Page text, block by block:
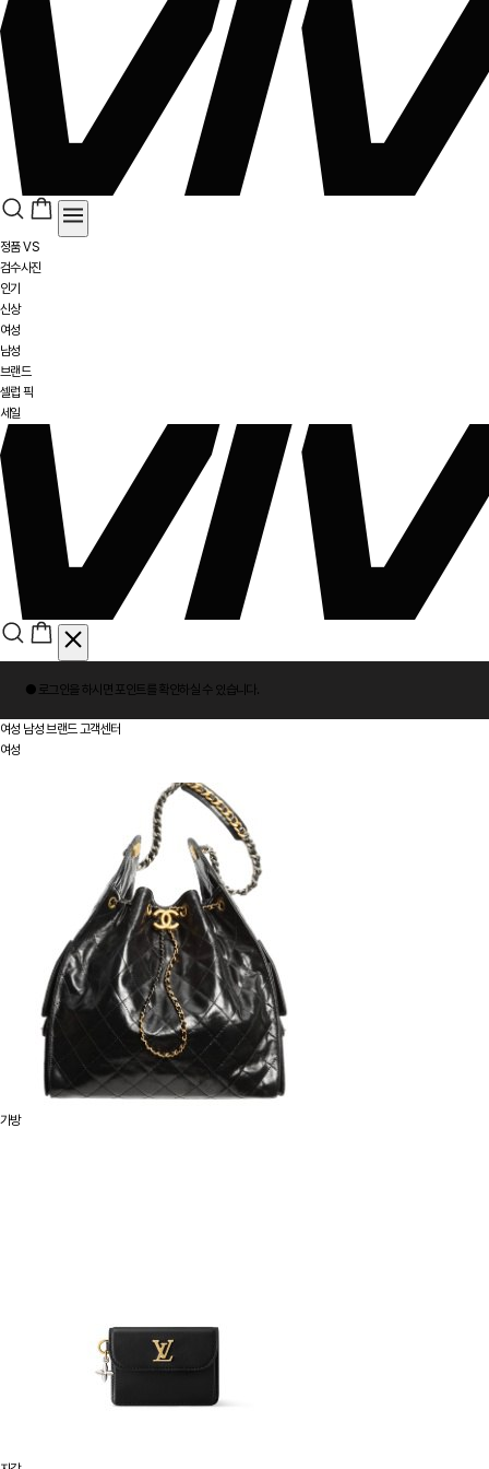
정품 VS
검수사진
인기
신상
여성
남성
브랜드
셀럽 픽
세일
그
인
● 로그인을 하시면 포인트 를 확인하실 수 있습니다.
여성 남성 브랜드 고객센터
여성
가방